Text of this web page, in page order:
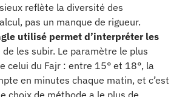
reflète la diversité des
pas un manque de rigueur.
utilisé permet d’interpréter les
les subir. Le paramètre le plus
celui du Fajr : entre 15° et 18°, la
en minutes chaque matin, et c’est
choix de méthode a le plus de